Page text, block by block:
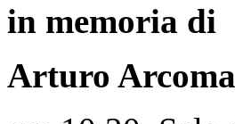
in memoria di
Arturo